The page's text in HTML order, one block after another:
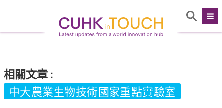
相關文章:
中大農業生物技術國家重點實驗室